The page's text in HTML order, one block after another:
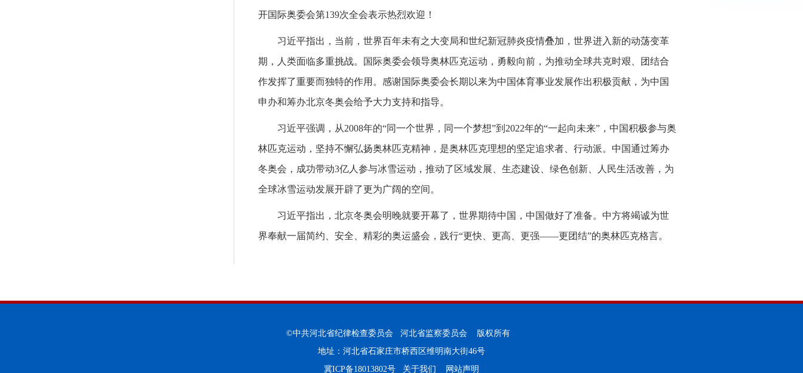
开国际奥委会第139次全会表示热烈欢迎！
习近平指出，当前，世界百年未有之大变局和世纪新冠肺炎疫情叠加，世界进入新的动荡变革
期，人类面临多重挑战。国际奥委会领导奥林匹克运动，勇毅向前，为推动全球共克时艰、团结合
作发挥了重要而独特的作用。感谢国际奥委会长期以来为中国体育事业发展作出积极贡献，为中国
申办和筹办北京冬奥会给予大力支持和指导。
习近平强调，从2008年的“同一个世界，同一个梦想”到2022年的“一起向未来”，中国积极参与奥
林匹克运动，坚持不懈弘扬奥林匹克精神，是奥林匹克理想的坚定追求者、行动派。中国通过筹办
冬奥会，成功带动3亿人参与冰雪运动，推动了区域发展、生态建设、绿色创新、人民生活改善，为
全球冰雪运动发展开辟了更为广阔的空间。
习近平指出，北京冬奥会明晚就要开幕了，世界期待中国，中国做好了准备。中方将竭诚为世
界奉献一届简约、安全、精彩的奥运盛会，践行“更快、更高、更强——更团结”的奥林匹克格言。
©中共河北省纪律检查委员会 河北省监察委员会 版权所有
地址：河北省石家庄市桥西区维明南大街46号
冀ICP备18013802号
关于我们 网站声明